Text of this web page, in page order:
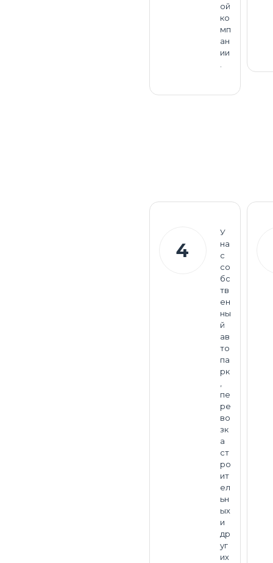
ой
ко
мп
ан
ии
4
У
на
с
со
бс
тв
ен
ны
й
ав
то
па
рк
пе
ре
во
зк
а
ст
ро
ит
ел
ьн
ых
и
др
уг
их